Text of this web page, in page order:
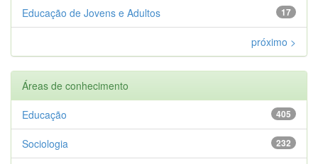
17
Educação de Jovens e Adultos
próximo >
Áreas de conhecimento
405
Educação
232
Sociologia